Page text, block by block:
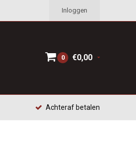
Inloggen
0 €0,00
Achteraf betalen